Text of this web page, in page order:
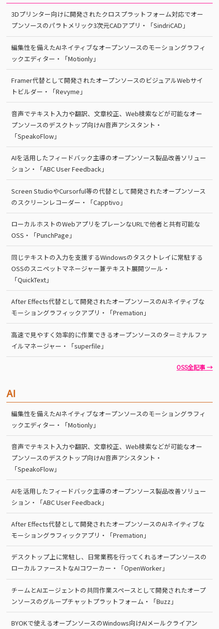
3Dプリンター向けに開発されたクロスプラットフォーム対応でオー
プンソースのパラトメリック3次元CADアプリ・「SindriCAD」
編集性を備えたAIネイティブなオープンソースのモーショングラフィ
ックエディター・「Motionly」
Framer代替として開発されたオープンソースのビジュアルWebサイ
トビルダー・「Revyme」
音声でテキスト入力や翻訳、文章校正、Web検索などが可能なオー
プンソースのデスクトップ向けAI音声アシスタント・
「SpeakoFlow」
AIを活用したフィードバック主導のオープンソース製品改善ソリュー
ション・「ABC User Feedback」
Screen StudioやCursorful等の代替として開発されたオープンソース
のスクリーンレコーダー・「Capptivo」
ローカルホストのWebアプリをプレーンなURLで他者と共有可能な
OSS・「PunchPage」
同じテキストの入力を支援するWindowsのタスクトレイに常駐する
OSSのスニペットマネージャー兼テキスト展開ツール・
「QuickText」
After Effects代替として開発されたオープンソースのAIネイティブな
モーショングラフィックアプリ・「Premation」
高速で見やすく効率的に作業できるオープンソースのターミナルファ
イルマネージャー・「superfile」
OSS全記事 →
AI
編集性を備えたAIネイティブなオープンソースのモーショングラフィ
ックエディター・「Motionly」
音声でテキスト入力や翻訳、文章校正、Web検索などが可能なオー
プンソースのデスクトップ向けAI音声アシスタント・
「SpeakoFlow」
AIを活用したフィードバック主導のオープンソース製品改善ソリュー
ション・「ABC User Feedback」
After Effects代替として開発されたオープンソースのAIネイティブな
モーショングラフィックアプリ・「Premation」
デスクトップ上に常駐し、日常業務を行ってくれるオープンソースの
ローカルファーストなAIコワーカー・「OpenWorker」
チームとAIエージェントの共同作業スペースとして開発されたオープ
ンソースのグループチャットプラットフォーム・「Buzz」
BYOKで使えるオープンソースのWindows向けAIメールクライアン